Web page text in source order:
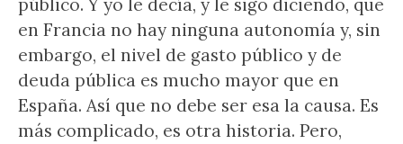
público. Y yo le decía, y le sigo diciendo, que
en Francia no hay ninguna autonomía y, sin
embargo, el nivel de gasto público y de
deuda pública es mucho mayor que en
España. Así que no debe ser esa la causa. Es
más complicado, es otra historia. Pero,